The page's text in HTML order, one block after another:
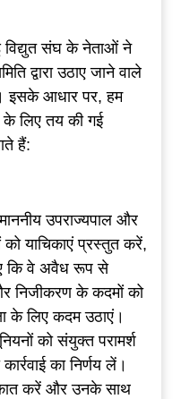
विद्युत संघ के नेताओं ने
द्वारा उठाए जाने वाले
इसके आधार पर, हम
के लिए तय की गई
हैं:
उपराज्यपाल और
याचिकाएं प्रस्तुत करें,
कि वे अवैध रूप से
और निजीकरण के कदमों को
के लिए कदम उठाएं।
को संयुक्त परामर्श
का निर्णय लें।
करें और उनके साथ